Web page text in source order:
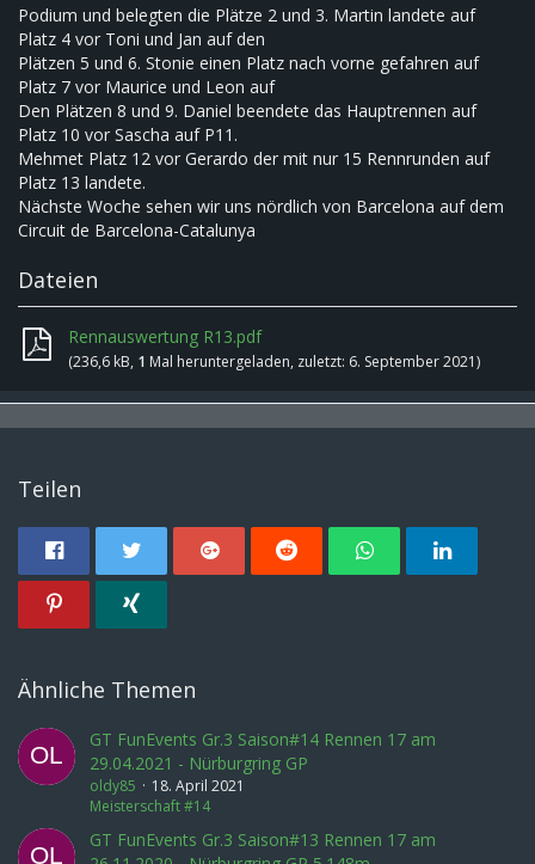
Podium und belegten die Plätze 2 und 3. Martin landete auf
Platz 4 vor Toni und Jan auf den
Plätzen 5 und 6. Stonie einen Platz nach vorne gefahren auf
Platz 7 vor Maurice und Leon auf
Den Plätzen 8 und 9. Daniel beendete das Hauptrennen auf
Platz 10 vor Sascha auf P11.
Mehmet Platz 12 vor Gerardo der mit nur 15 Rennrunden auf
Platz 13 landete.
Nächste Woche sehen wir uns nördlich von Barcelona auf dem
Circuit de Barcelona-Catalunya
Dateien
Rennauswertung R13.pdf
(236,6 kB, 1 Mal heruntergeladen, zuletzt: 6. September 2021)
Teilen
Ähnliche Themen
GT FunEvents Gr.3 Saison#14 Rennen 17 am
29.04.2021 - Nürburgring GP
oldy85
18. April 2021
Meisterschaft #14
GT FunEvents Gr.3 Saison#13 Rennen 17 am